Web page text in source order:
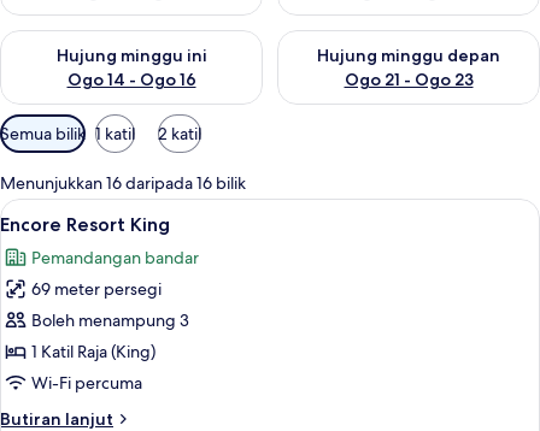
Hujung minggu ini
Ogo 14 - Ogo 16
Semak ketersediaan untuk hujung minggu ini Ogo 14 - Ogo 16
Hujung minggu depan
Ogo 21 - Ogo 23
Semak ketersediaan untuk
Penapis
yang
tersedia
untuk
bilik
Semua bilik 1 katil 2 katil
Menunjukkan 16 daripada 16 bilik
Lihat
semua
foto
untuk
Encore
Resort
King
Peralatan tempat tidur premium,
5
Encore Resort King
Pemandangan bandar
69 meter persegi
Boleh menampung 3
1 Katil Raja (King)
Wi-Fi percuma
Butiran lanjut
Butiran